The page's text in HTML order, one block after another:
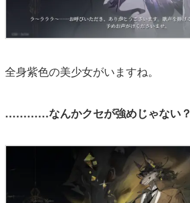
全身紫色の美少女がいますね。
…………なんかクセが強めじゃない？